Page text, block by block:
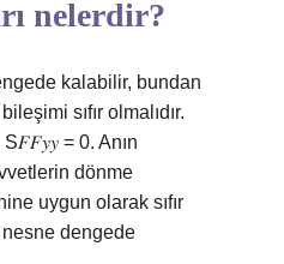
nelerdir?
kalabilir, bundan
sıfır olmalıdır.
= 0. Anın
dönme
uygun olarak sıfır
nesne dengede